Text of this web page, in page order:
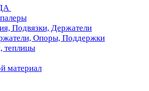
Подвязки, Держатели
Опоры, Поддержки
теплицы
материал